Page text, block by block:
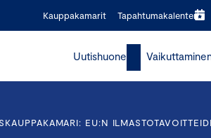
Kauppakamarit Tapahtumakalenteri
Uutishuone
EU:N